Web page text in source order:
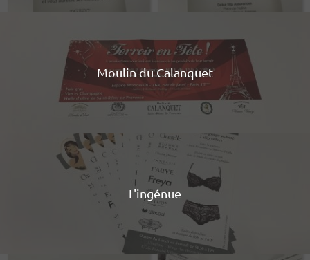
Moulin du Calanquet
L'ingénue